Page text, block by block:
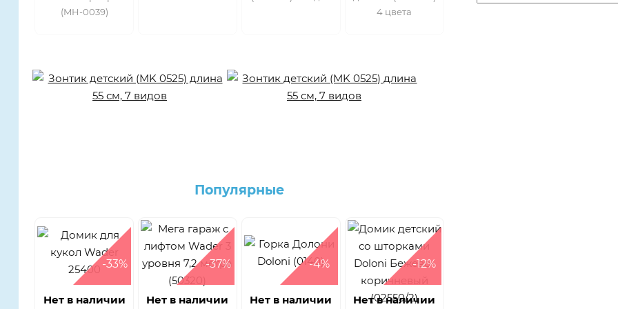
(MH-0039)
4 цвета
Популярные
-33%
Нет в наличии
-37%
Нет в наличии
-4%
Нет в наличии
-12%
Нет в наличии